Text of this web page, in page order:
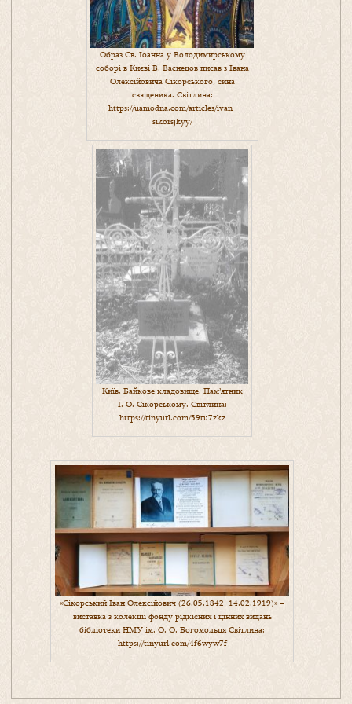
Образ Св. Іоанна у Володимирському
соборі в Києві В. Васнецов писав з Івана
Олексійовича Сікорського, сина
священика. Світлина:
https://uamodna.com/articles/ivan-
sikorsjkyy/
Київ, Байкове кладовище. Пам’ятник
І. О. Сікорському. Світлина:
https://tinyurl.com/59tu7zkz
«Сікорський Іван Олексійович (26.05.1842–14.02.1919)» −
виставка з колекції фонду рідкісних і цінних видань
бібліотеки НМУ ім. О. О. Богомольця Світлина:
https://tinyurl.com/4f6wyw7f